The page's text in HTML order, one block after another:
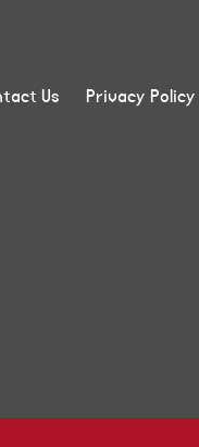
Privacy Policy
Us